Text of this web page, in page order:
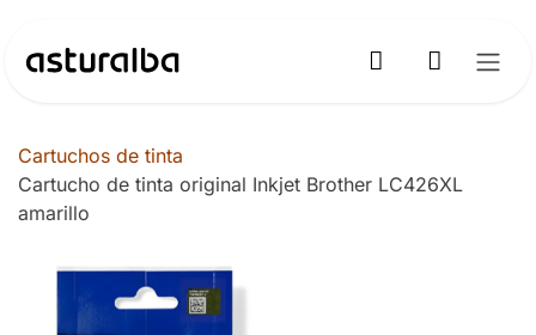
Cartuchos de tinta
Cartucho de tinta original Inkjet Brother LC426XL
amarillo